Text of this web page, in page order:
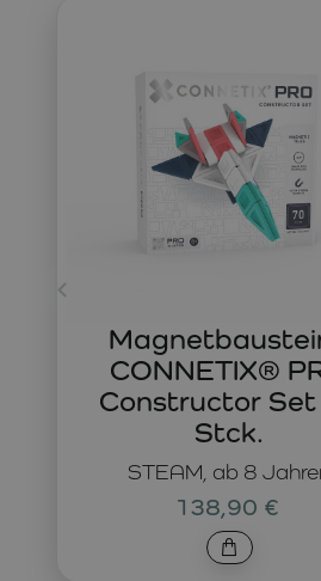
STEAM, ab 8
CONNETIX®
Constructor
Stck.
138,90 €